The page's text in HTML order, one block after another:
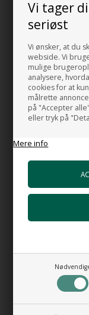
Vi tager
seriøst
Vi ønsker, at du
webside. Vi
mulige
analysere,
cookies for at
målrette
på "Accepter
eller tryk på
Mere info
FAQ
indvendinger
Hvordan
For den bedste
rengøringsmidler,
af rengøring af
Den specielt
desuden, at
Kan toilettet
Toilettet fås også i:
Prisen er for et mat